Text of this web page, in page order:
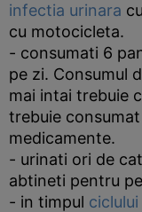
infectia urinara
cu motocicleta.
- consumati 6
pe zi. Consumul
mai intai trebuie
trebuie
medicamente.
- urinati ori de
abtineti pentru
- in timpul